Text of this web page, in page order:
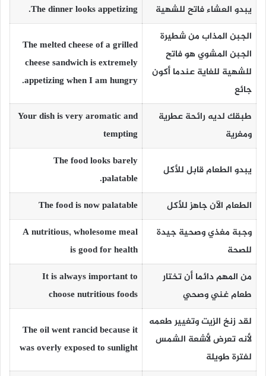
يبدو العشاء فاتح للشهية
The dinner looks appetizing.
الجبن المذاب من شطيرة
الجبن المشوي هو فاتح
للشهية للغاية عندما أكون
جائع
The melted cheese of a grilled
cheese sandwich is extremely
appetizing when I am hungry.
طبقك لديه رائحة عطرية
ومغرية
Your dish is very aromatic and
tempting
يبدو الطعام قابل للأكل
The food looks barely
palatable.
الطعام الآن جاهز للأكل
The food is now palatable
وجبة مغذي وصحية جيدة
للصحة
A nutritious, wholesome meal
is good for health
من المهم دائما أن تختار
طعام غني وصحي
It is always important to
choose nutritious foods
لقد زنخ الزيت وتغيير طعمه
لأنه تعرض لأشعة الشمس
لفترة طويلة
The oil went rancid because it
was overly exposed to sunlight